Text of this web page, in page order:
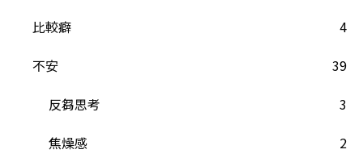
比較癖
4
不安
39
反芻思考
3
焦燥感
2